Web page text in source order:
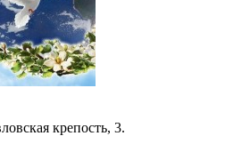
крепость, 3.